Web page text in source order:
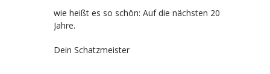
wie heißt es so schön: Auf die nächsten 20
Jahre.
Dein Schatzmeister